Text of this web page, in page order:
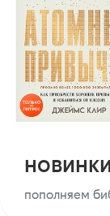
пополняем